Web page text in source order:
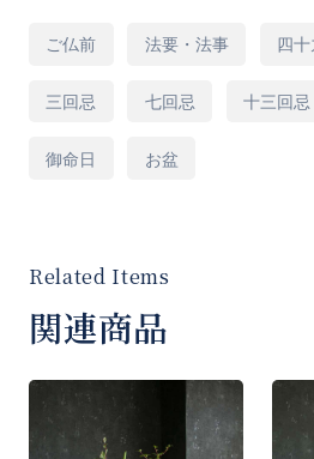
是非とも大切な方へお贈り
◆札やカードのの種類やレ
商品とバランスが合うもの
きます。
ご仏前 法要・法事 四十
三回忌 七回忌 十三回忌
御命日 お盆
関連商品